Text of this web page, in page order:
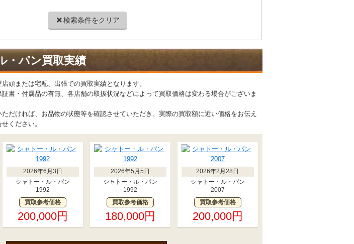
検索条件をクリア
・パン買取実績
頭または宅配、出張での買取実績となります。
書・付属品の有無、各店舗の取扱状況などによって買取価格は変わる場合がございま
だければ、お品物の状態等を確認させていただき、実際の買取額に近い価格をお伝え
ください。
2026年6月3日
シャトー・ル・パン
1992
買取参考価格
200,000円
2026年5月5日
シャトー・ル・パン
1992
買取参考価格
180,000円
2026年2月28日
シャトー・ル・パン
2007
買取参考価格
200,000円